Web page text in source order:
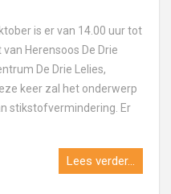
is er van 14.00 uur tot
Herensoos De Drie
De Drie Lelies,
keer zal het onderwerp
stikstofvermindering. Er
Lees verder...